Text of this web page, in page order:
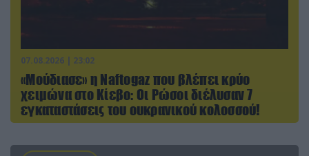
07.08.2026 | 23:02
«Μούδιασε» η Naftogaz που βλέπει κρύο
χειμώνα στο Κίεβο: Οι Ρώσοι διέλυσαν 7
εγκαταστάσεις του ουκρανικού κολοσσού!